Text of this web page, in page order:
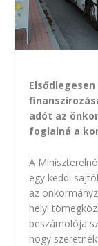
adót az
foglalná a
A
egy keddi
az
helyi
beszámolója
hogy